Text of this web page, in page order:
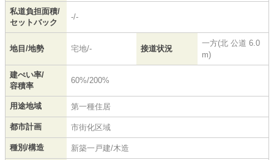
私道負担面積/
セットバック
-/-
地目/地勢 宅地/- 接道状況
一方(北 公道 6.0
m)
建ぺい率/
容積率
60%/200%
用途地域 第一種住居
都市計画 市街化区域
種別/構造 新築一戸建/木造